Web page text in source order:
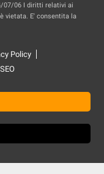
07/06 I diritti relativi ai
vietata. E' consentita la
Policy